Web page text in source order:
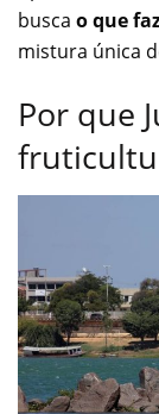
busca o que
mistura única
Por que